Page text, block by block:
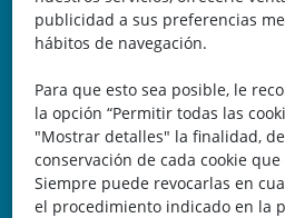
publicidad a sus preferencias
hábitos de navegación.
Para que esto sea posible, le
la opción “Permitir todas las
"Mostrar detalles" la finalidad,
conservación de cada cookie
Siempre puede revocarlas en
el procedimiento indicado en la
Belicena, Granada
España
Teléfono: 646 672 931
Email:
Trayectoria